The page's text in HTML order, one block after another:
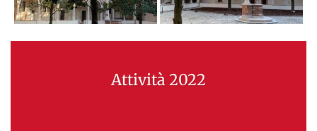
Attività 2022